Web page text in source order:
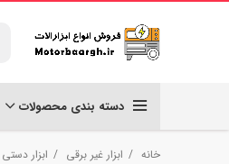
دسته بندی محصولات
خانه ابزار غیر برقی ابزار دستی